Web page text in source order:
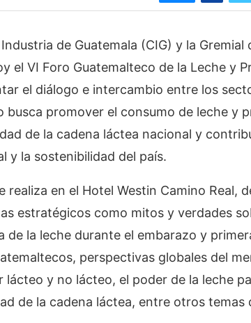
de Guatemala (CIG) y la Gremial
el VI Foro Guatemalteco de la Leche y
el diálogo e intercambio entre los
busca promover el consumo de leche y
de la cadena láctea nacional y
y la sostenibilidad del país.
realiza en el Hotel Westin Camino Real,
estratégicos como mitos y verdades
de la leche durante el embarazo y
perspectivas globales del
lácteo y no lácteo, el poder de la leche
de la cadena láctea, entre otros temas